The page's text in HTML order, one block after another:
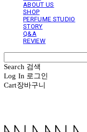
ABOUT US
SHOP
PERFUME STUDIO
STORY
Q&A
REVIEW
Search 검색
Log In 로그인
Cart장바구니